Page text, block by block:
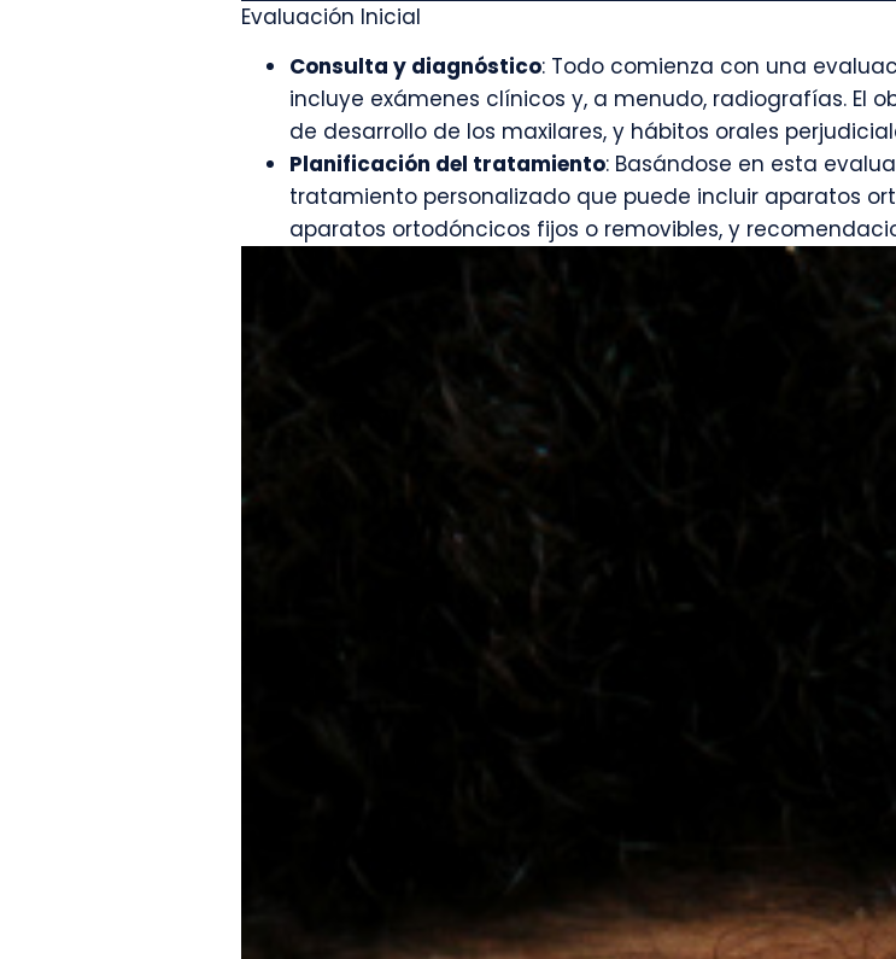
Evaluación Inicial
Consulta y diagnóstico: Todo comienza con una
incluye exámenes clínicos y, a menudo, radiografías. El
de desarrollo de los maxilares, y hábitos orales
Planificación del tratamiento: Basándose en esta
tratamiento personalizado que puede incluir aparatos
aparatos ortodóncicos fijos o removibles, y